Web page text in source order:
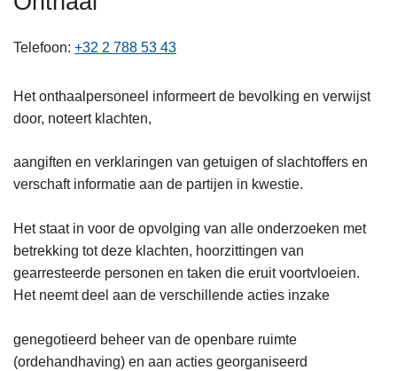
Telefoon +32 2 788 53 43
Het onthaalpersoneel informeert de bevolking en verwijst
door, noteert klachten,
aangiften en verklaringen van getuigen of slachtoffers en
verschaft informatie aan de partijen in kwestie.
Het staat in voor de opvolging van alle onderzoeken met
betrekking tot deze klachten, hoorzittingen van
gearresteerde personen en taken die eruit voortvloeien.
Het neemt deel aan de verschillende acties inzake
genegotieerd beheer van de openbare ruimte
(ordehandhaving) en aan acties georganiseerd